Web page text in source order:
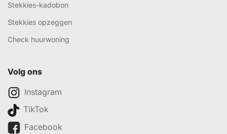
Stekkies-kadobon
Stekkies opzeggen
Check huurwoning
Volg ons
Instagram
TikTok
Facebook